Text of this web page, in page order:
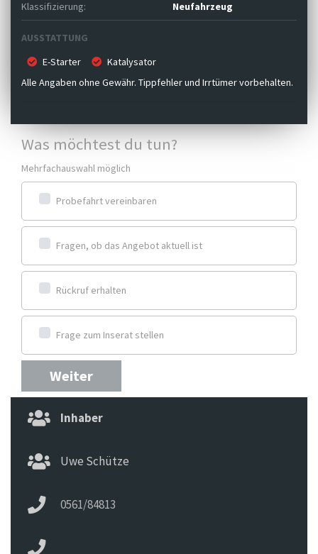
Klassifizierung: Neufahrzeug
AUSSTATTUNG
E-Starter
Katalysator
Alle Angaben ohne Gewähr. Tippfehler und Irrtümer vorbehalten.
Was möchtest du tun?
Mehrfachauswahl möglich
Probefahrt vereinbaren
Fragen, ob das Angebot aktuell ist
Rückruf erhalten
Frage zum Inserat stellen
Weiter
Inhaber
Uwe Schütze
0561/84813